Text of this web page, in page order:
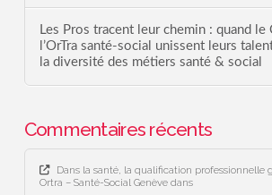
Les Pros tracent leur chemin : quand le
l’OrTra santé-social unissent leurs
la diversité des métiers santé & social
Commentaires récents
Dans la santé, la qualification professionnelle
Ortra – Santé-Social Genèvedans